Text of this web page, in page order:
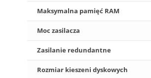
Maksymalna pamięć RAM
Moc zasilacza
Zasilanie redundantne
Rozmiar kieszeni dyskowych